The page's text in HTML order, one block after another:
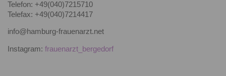
Telefon: +49(040)7215710
Telefax: +49(040)7214417
info@hamburg-frauenarzt.net
Instagram: frauenarzt_bergedorf